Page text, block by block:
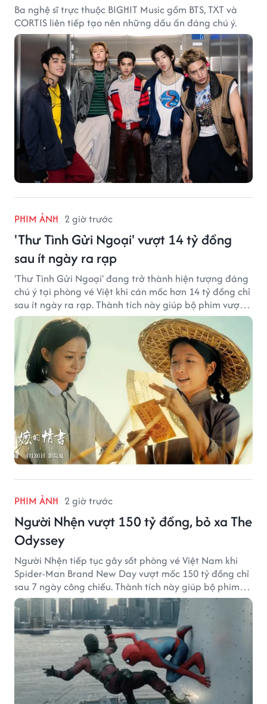
Ba nghệ sĩ trực thuộc BIGHIT Music gồm BTS, TXT và
CORTIS liên tiếp tạo nên những dấu ấn đáng chú ý.
PHIM ẢNH 2 giờ trước
'Thư Tình Gửi Ngoại' vượt 14 tỷ đồng
sau ít ngày ra rạp
'Thư Tình Gửi Ngoại' đang trở thành hiện tượng đáng
chú ý tại phòng vé Việt khi cán mốc hơn 14 tỷ đồng chỉ
sau ít ngày ra rạp. Thành tích này giúp bộ phim vượt
kỳ vọng ban đầu và duy trì sức hút giữa cuộc cạnh
tranh của nhiều tác phẩm lớn.
PHIM ẢNH 2 giờ trước
Người Nhện vượt 150 tỷ đồng, bỏ xa The
Odyssey
Người Nhện tiếp tục gây sốt phòng vé Việt Nam khi
Spider-Man Brand New Day vượt mốc 150 tỷ đồng chỉ
sau 7 ngày công chiếu. Thành tích này giúp bộ phim
của Tom Holland tạo khoảng cách đáng kể với The
Odyssey trên đường đua doanh thu.